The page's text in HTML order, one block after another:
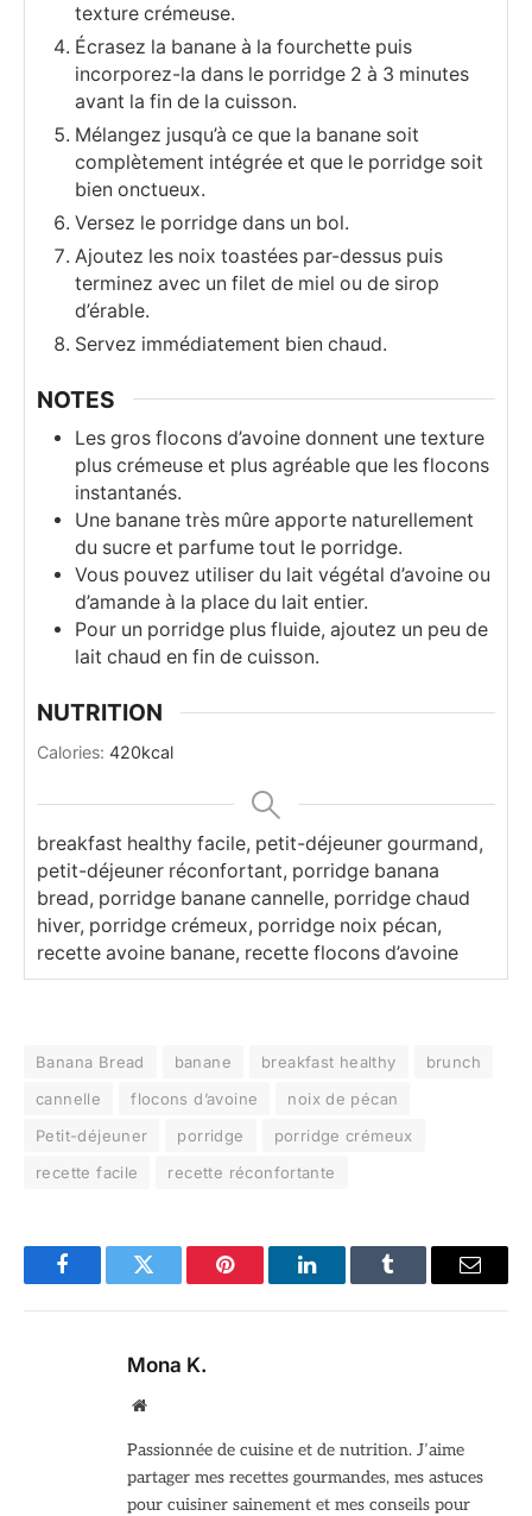
texture crémeuse.
Écrasez la banane à la fourchette puis
incorporez-la dans le porridge 2 à 3 minutes
avant la fin de la cuisson.
Mélangez jusqu’à ce que la banane soit
complètement intégrée et que le porridge soit
bien onctueux.
Versez le porridge dans un bol.
Ajoutez les noix toastées par-dessus puis
terminez avec un filet de miel ou de sirop
d’érable.
Servez immédiatement bien chaud.
NOTES
Les gros flocons d’avoine donnent une texture
plus crémeuse et plus agréable que les flocons
instantanés.
Une banane très mûre apporte naturellement
du sucre et parfume tout le porridge.
Vous pouvez utiliser du lait végétal d’avoine ou
d’amande à la place du lait entier.
Pour un porridge plus fluide, ajoutez un peu de
lait chaud en fin de cuisson.
NUTRITION
Calories: 420kcal
breakfast healthy facile, petit-déjeuner gourmand,
petit-déjeuner réconfortant, porridge banana
bread, porridge banane cannelle, porridge chaud
hiver, porridge crémeux, porridge noix pécan,
recette avoine banane, recette flocons d’avoine
Banana Bread banane breakfast healthy
brunch
cannelle
flocons d’avoine
noix de pécan
Petit-déjeuner
porridge
porridge crémeux
recette facile
recette réconfortante
FacebookTwitter Pinterest LinkedInTumblr Email
Mona K.
Site
Passionnée de cuisine et de nutrition. J’aime
partager mes recettes gourmandes, mes astuces
pour cuisiner sainement et mes conseils pour